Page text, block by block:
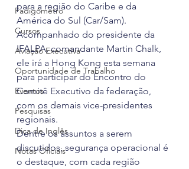
Fadigômetro
Cursos
Aviação Executiva
Oportunidade de Trabalho
Eventos
Pesquisas
Dica de Inglês
Notas Oficiais
para a região do Caribe e da
América do Sul (Car/Sam).
Acompanhado do presidente da
IFALPA, comandante Martin Chalk,
ele irá a Hong Kong esta semana
para participar do Encontro do
Comitê Executivo da federação,
com os demais vice-presidentes
regionais.
Dentre os assuntos a serem
discutidos, segurança operacional é
o destaque, com cada região